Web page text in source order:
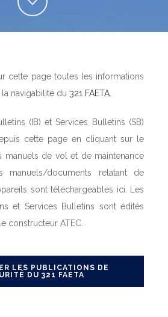
cette page toutes les informations
navigabilité du 321 FAETA.
(IB) et Services Bulletins (SB)
cette page en cliquant sur le
manuels de vol et de maintenance
documents relatant de
sont téléchargeables ici. Les
et Services Bulletins sont édités
constructeur ATEC.
LES PUBLICATIONS DE
DU 321 FAETA